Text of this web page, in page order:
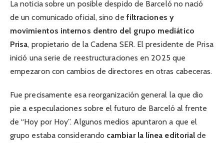
La noticia sobre un posible despido de Barceló no nació
de un comunicado oficial, sino de filtraciones y
movimientos internos dentro del grupo mediático
Prisa, propietario de la Cadena SER. El presidente de Prisa
inició una serie de reestructuraciones en 2025 que
empezaron con cambios de directores en otras cabeceras.
Fue precisamente esa reorganización general la que dio
pie a especulaciones sobre el futuro de Barceló al frente
de “Hoy por Hoy”. Algunos medios apuntaron a que el
grupo estaba considerando cambiar la línea editorial de